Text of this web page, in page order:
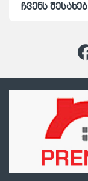
ჩვენს შესახებ